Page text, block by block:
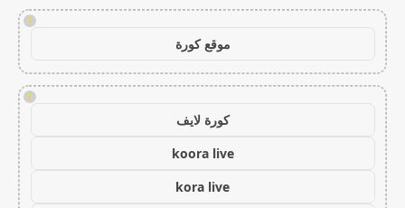
!
موقع كورة
!
كورة لايف
koora live
kora live